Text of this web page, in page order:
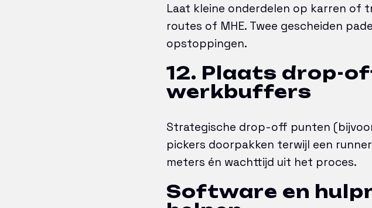
Laat kleine onderdelen op karren
routes of MHE. Twee gescheiden
opstoppingen.
12. Plaats drop-
werkbuffers
Strategische drop-off punten
pickers doorpakken terwijl een
meters én wachttijd uit het proces.
Software en